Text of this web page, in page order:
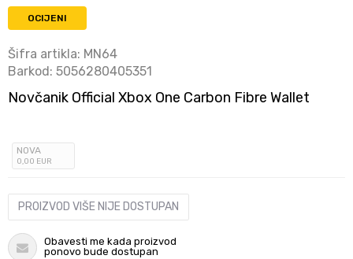
OCIJENI
Šifra artikla: MN64
Barkod: 5056280405351
Novčanik Official Xbox One Carbon Fibre Wallet
NOVA
0,00 EUR
PROIZVOD VIŠE NIJE DOSTUPAN
Obavesti me kada proizvod
ponovo bude dostupan